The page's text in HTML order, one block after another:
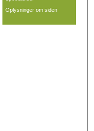
Oplysninger om siden